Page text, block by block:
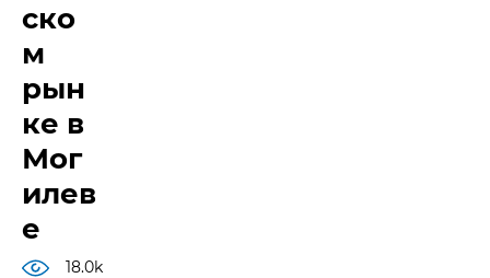
ско
м
рын
ке в
Мог
илев
е
18.0k